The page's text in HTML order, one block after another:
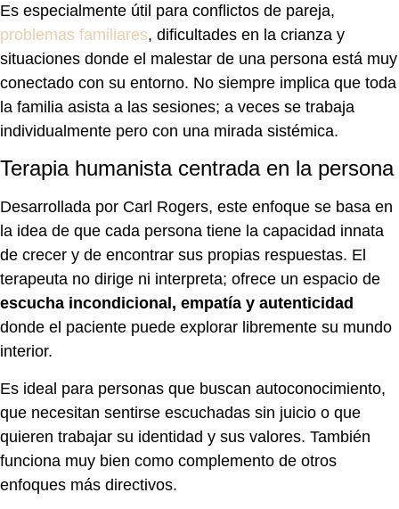
Es especialmente útil para conflictos de pareja,
problemas familiares, dificultades en la crianza y
situaciones donde el malestar de una persona está muy
conectado con su entorno. No siempre implica que toda
la familia asista a las sesiones; a veces se trabaja
individualmente pero con una mirada sistémica.
Terapia humanista centrada en la persona
Desarrollada por Carl Rogers, este enfoque se basa en
la idea de que cada persona tiene la capacidad innata
de crecer y de encontrar sus propias respuestas. El
terapeuta no dirige ni interpreta; ofrece un espacio de
escucha incondicional, empatía y autenticidad
donde el paciente puede explorar libremente su mundo
interior.
Es ideal para personas que buscan autoconocimiento,
que necesitan sentirse escuchadas sin juicio o que
quieren trabajar su identidad y sus valores. También
funciona muy bien como complemento de otros
enfoques más directivos.